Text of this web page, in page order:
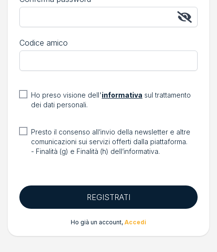
Codice amico
Ho preso visione dell'informativa sul trattamento
dei dati personali.
Presto il consenso all’invio della newsletter e altre
comunicazioni sui servizi offerti dalla piattaforma.
- Finalità (g) e Finalità (h) dell’informativa.
REGISTRATI
Ho già un account, Accedi